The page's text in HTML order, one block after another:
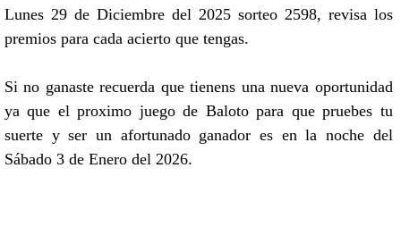
Lunes 29 de Diciembre del 2025 sorteo 2598, revisa los
premios para cada acierto que tengas.
Si no ganaste recuerda que tienens una nueva oportunidad
ya que el proximo juego de Baloto para que pruebes tu
suerte y ser un afortunado ganador es en la noche del
Sábado 3 de Enero del 2026.